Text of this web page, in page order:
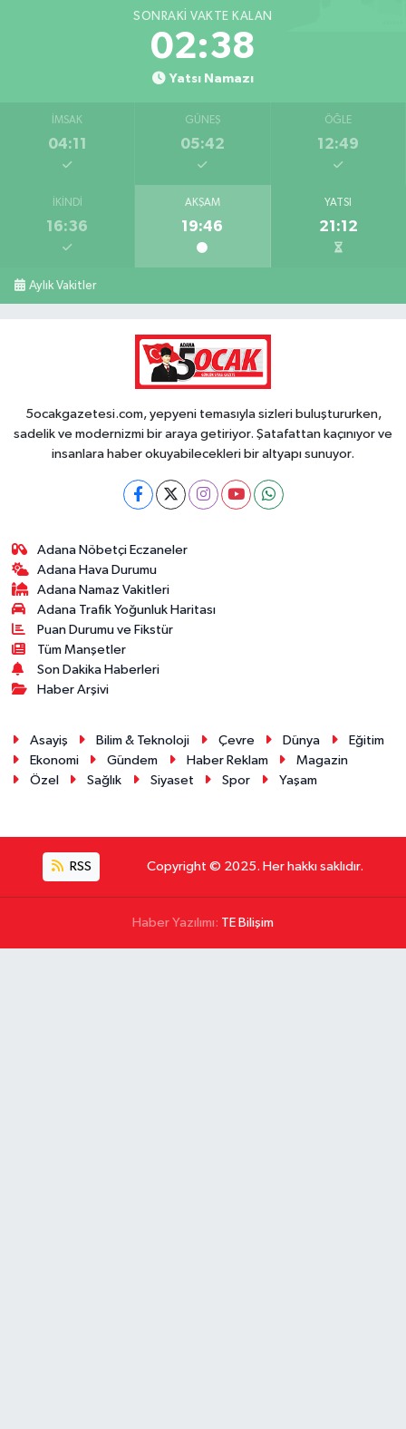
SONRAKI VAKTE KALAN
02:37
Yatsı Namazı
İMSAK
04:11
GÜNEŞ
05:42
ÖĞLE
12:49
İKINDI
16:36
AKŞAM
19:46
YATSI
21:12
Aylık Vakitler
5ocakgazetesi.com, yepyeni temasıyla sizleri buluştururken,
sadelik ve modernizmi bir araya getiriyor. Şatafattan kaçınıyor ve
insanlara haber okuyabilecekleri bir altyapı sunuyor.
Adana Nöbetçi Eczaneler
Adana Hava Durumu
Adana Namaz Vakitleri
Adana Trafik Yoğunluk Haritası
Puan Durumu ve Fikstür
Tüm Manşetler
Son Dakika Haberleri
Haber Arşivi
Asayiş Bilim & Teknoloji Çevre Dünya
Eğitim
Ekonomi
Gündem Haber Reklam
Magazin
Özel
Sağlık Siyaset Spor Yaşam
RSS Copyright © 2025. Her hakkı saklıdır.
Haber Yazılımı: TE Bilişim